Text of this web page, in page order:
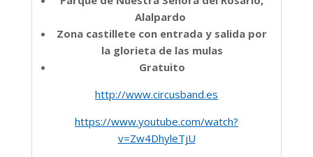
Alalpardo
Zona castillete con entrada y salida por
la glorieta de las mulas
Gratuito
http://www.circusband.es
https://www.youtube.com/watch?
v=Zw4DhyleTjU